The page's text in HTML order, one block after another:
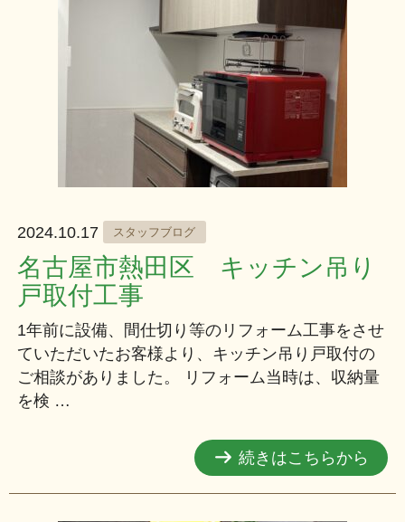
2024.10.17 スタッフブログ
名古屋市熱田区 キッチン吊り
戸取付工事
1年前に設備、間仕切り等のリフォーム工事をさせ
ていただいたお客様より、キッチン吊り戸取付の
ご相談がありました。 リフォーム当時は、収納量
を検 …
続きはこちらから